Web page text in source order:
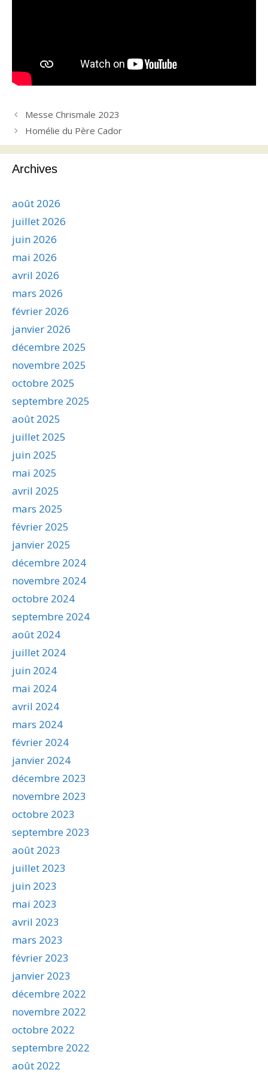
Messe Chrismale 2023
Homélie du Père Cador
Archives
août 2026
juillet 2026
juin 2026
mai 2026
avril 2026
mars 2026
février 2026
janvier 2026
décembre 2025
novembre 2025
octobre 2025
septembre 2025
août 2025
juillet 2025
juin 2025
mai 2025
avril 2025
mars 2025
février 2025
janvier 2025
décembre 2024
novembre 2024
octobre 2024
septembre 2024
août 2024
juillet 2024
juin 2024
mai 2024
avril 2024
mars 2024
février 2024
janvier 2024
décembre 2023
novembre 2023
octobre 2023
septembre 2023
août 2023
juillet 2023
juin 2023
mai 2023
avril 2023
mars 2023
février 2023
janvier 2023
décembre 2022
novembre 2022
octobre 2022
septembre 2022
août 2022